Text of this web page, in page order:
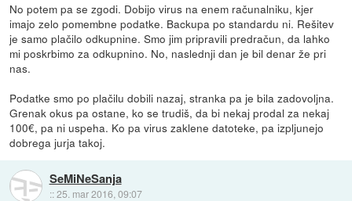
No potem pa se zgodi. Dobijo virus na enem računalniku, kjer
imajo zelo pomembne podatke. Backupa po standardu ni. Rešitev
je samo plačilo odkupnine. Smo jim pripravili predračun, da lahko
mi poskrbimo za odkupnino. No, naslednji dan je bil denar že pri
nas.
Podatke smo po plačilu dobili nazaj, stranka pa je bila zadovoljna.
Grenak okus pa ostane, ko se trudiš, da bi nekaj prodal za nekaj
100€, pa ni uspeha. Ko pa virus zaklene datoteke, pa izpljunejo
dobrega jurja takoj.
SeMiNeSanja
::25. mar 2016, 09:07